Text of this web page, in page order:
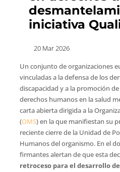
iniciativa
20 Mar 2026
Un conjunto de organizaciones
vinculadas a la defensa de los
discapacidad y a la promoción
derechos humanos en la salud
carta abierta dirigida a la
(OMS) en la que manifiestan su
reciente cierre de la Unidad de
Humanos del organismo. En el
firmantes alertan de que esta
retroceso para el desarrollo